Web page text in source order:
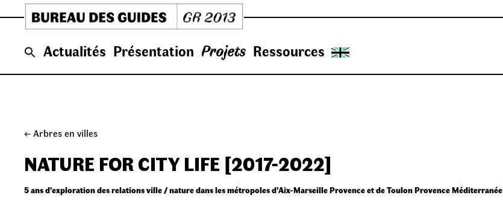
to
content
Actualités Présentation Projets Ressources
← Arbres en villes
NATURE FOR CITY LIFE [2017-2022]
5 ans d’exploration des relations ville / nature dans les métropoles d’Aix-Marseille Provence et de Toulon Provence Méditerranée